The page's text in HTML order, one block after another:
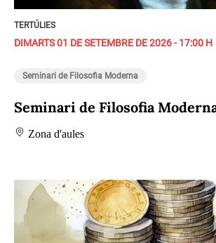
TERTÚLIES
DIMARTS 01 DE SETEMBRE DE 2026 - 17:00 H
Seminari de Filosofia Moderna
Seminari de Filosofia
Zona d'aules